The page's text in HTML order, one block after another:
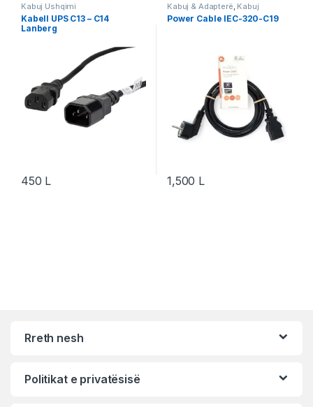
Kabuj Ushqimi
Kabell UPS C13 – C14
Lanberg
450 L
Kabuj & Adapterë Kabuj
Ushqimi, Nedis
Power Cable IEC-320-C19
1,500 L
Rreth nesh
Politikat e privatësisë